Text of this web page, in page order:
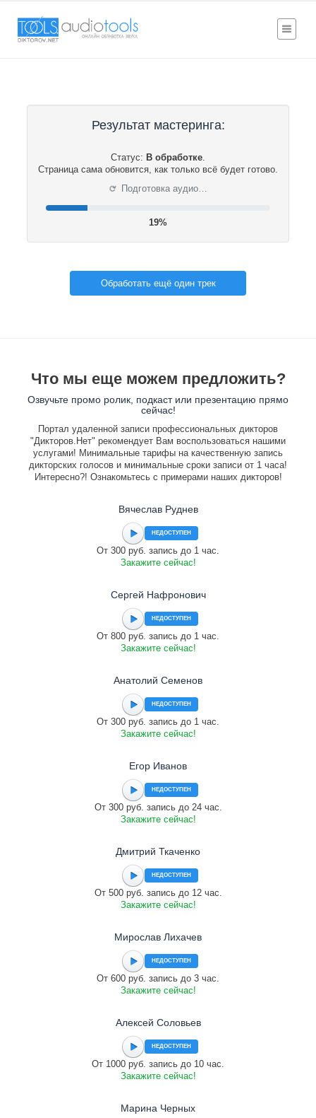
Результат мастеринга:
Статус: В обработке.
Страница сама обновится, как только всё будет готово.
⟳ Подготовка аудио…
19%
Обработать ещё один трек
Что мы еще можем предложить?
Озвучьте промо ролик, подкаст или презентацию прямо
сейчас!
Портал удаленной записи профессиональных дикторов
"Дикторов.Нет" рекомендует Вам воспользоваться нашими
услугами! Минимальные тарифы на качественную запись
дикторских голосов и минимальные сроки записи от 1 часа!
Интересно?! Ознакомьтесь с примерами наших дикторов!
Вячеслав Руднев
НЕДОСТУПЕН
От 300 руб. запись до 1 час.
Закажите сейчас!
Сергей Нафронович
НЕДОСТУПЕН
От 800 руб. запись до 1 час.
Закажите сейчас!
Анатолий Семенов
НЕДОСТУПЕН
От 300 руб. запись до 1 час.
Закажите сейчас!
Егор Иванов
НЕДОСТУПЕН
От 300 руб. запись до 24 час.
Закажите сейчас!
Дмитрий Ткаченко
НЕДОСТУПЕН
От 500 руб. запись до 12 час.
Закажите сейчас!
Мирослав Лихачев
НЕДОСТУПЕН
От 600 руб. запись до 3 час.
Закажите сейчас!
Алексей Соловьев
НЕДОСТУПЕН
От 1000 руб. запись до 10 час.
Закажите сейчас!
Марина Черных